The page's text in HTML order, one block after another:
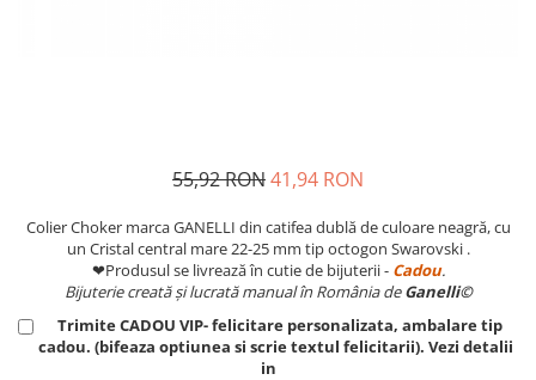
55,92 RON41,94 RON
Colier Choker marca GANELLI din catifea dublă de culoare neagră, cu
un Cristal central mare 22-25 mm tip octogon Swarovski .
❤Produsul se livrează în cutie de bijuterii - Cadou.
Bijuterie creată și lucrată manual în România deGanelli©
Trimite CADOU VIP- felicitare personalizata, ambalare tip
cadou. (bifeaza optiunea si scrie textul felicitarii). Vezi detalii
in